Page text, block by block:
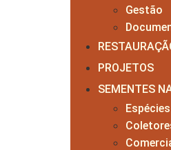
Gestão
PROJETOS
SEMENTES
Espécies